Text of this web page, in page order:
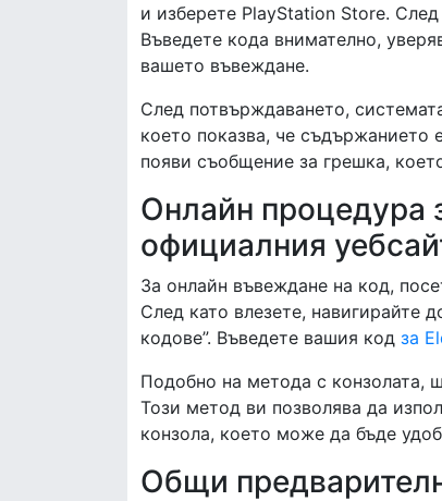
и изберете PlayStation Store.
Въведете кода внимателно,
вашето въвеждане.
След потвърждаването,
което показва, че съдържанието
появи съобщение за грешка,
Онлайн процедура
официалния
За онлайн въвеждане на код,
След като влезете, навигирайте
кодове”. Въведете вашия код за
Подобно на метода с конзолата,
Този метод ви позволява да
конзола, което може да бъде
Общи